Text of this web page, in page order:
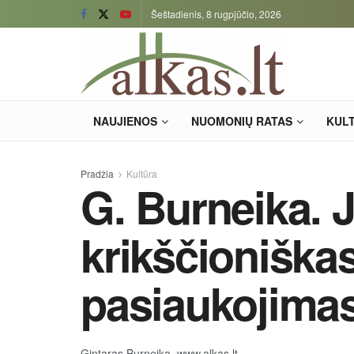
Šeštadienis, 8 rugpjūčio, 2026
NAUJIENOS NUOMONIŲ RATAS
Pradžia Kultūra
G. Burneika.